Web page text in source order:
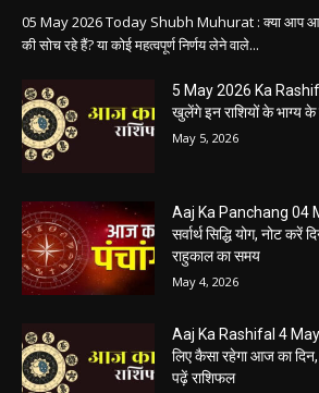
05 May 2026 Today Shubh Muhurat : क्या आप
की सोच रहे हैं? या कोई महत्वपूर्ण निर्णय लेने वाले...
5 May 2026 Ka
खुलेंगे इन राशियों के भाग्य के
May 5, 2026
Aaj Ka Panchang 04
सर्वार्थ सिद्धि योग, नोट
राहुकाल का समय
May 4, 2026
Aaj Ka Rashifal 4 May
लिए कैसा रहेगा आज का
पढ़ें राशिफल